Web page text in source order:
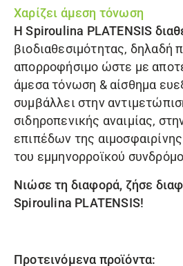
Χαρίζει άμεση τόνωση
Η Spiroulina PLATENSIS
βιοδιαθεσιμότητας, δηλαδή
απορροφήσιμο ώστε με
άμεσα τόνωση & αίσθημα
συμβάλλει στην
σιδηροπενικής αναιμίας,
επιπέδων της
του εμμηνορροϊκού
Νιώσε τη διαφορά, ζήσε
Spiroulina PLATENSIS!
Προτεινόμενα προϊόντα: